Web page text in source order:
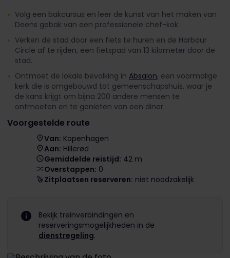
Volg een bakcursus en leer de kunst van het maken van
Deens gebak van een professionele chef-kok.
Verken de stad door een fiets te huren en de Harbour
Circle af te rijden, een fietspad van 13 kilometer door de
stad.
Ontmoet de lokale bevolking in Absalon, een voormalige
kerk die is omgebouwd tot gemeenschapshuis, waar je
de kans krijgt om bijna 200 andere mensen te
ontmoeten en te genieten van een diner.
Voorgestelde route
Van: Kopenhagen
Aan: Hillerød
Gemiddelde reistijd: 42 m
Overstappen: 0
Zitplaatsen reserveren: niet noodzakelijk
Bekijk treinverbindingen en
reserveringsmogelijkheden in de
dienstregeling.